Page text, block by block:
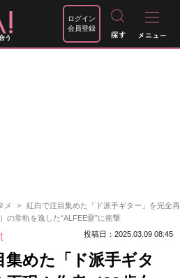
う
ログイン
会員登録
メ
紅白で注目集めた「ド派手ギター」を完全再
の常軌を逸した“ALFEE愛”に衝撃
投稿日：2025.03.09 08:45
集めた「ド派手ギタ